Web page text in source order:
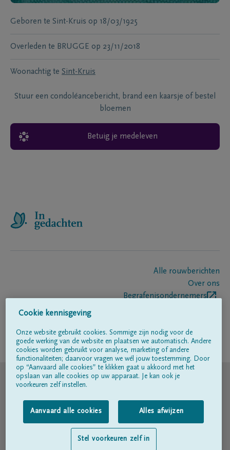
Geboren te Sint-Kruis op 18/03/1925
Overleden te BRUGGE op 23/11/2018
Woonachtig te Sint-Kruis
Stuur een condoléancebericht, brand een kaarsje of bestel
bloemen
Betuig je medeleven
Alle rouwberichten
Over ons
Begrafenisondernemers
Volg ons op
© DELA
Gebruiksvoorwaarden
Privacyverklaring
Toegankelijkheidsverklaring
Cookie kennisgeving
Onze website gebruikt cookies. Sommige zijn nodig voor de
goede werking van de website en plaatsen we automatisch. Andere
cookies worden gebruikt voor analyse, marketing of andere
functionaliteiten; daarvoor vragen we wél jouw toestemming. Door
op “Aanvaard alle cookies” te klikken gaat u akkoord met het
opslaan van alle cookies op uw apparaat. Je kan ook je
voorkeuren zelf instellen.
Aanvaard alle cookies Alles afwijzen
Stel voorkeuren zelf in